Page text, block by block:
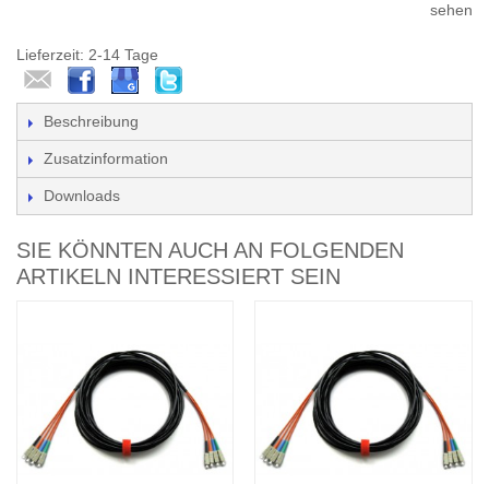
sehen
Lieferzeit: 2-14 Tage
Beschreibung
Zusatzinformation
Downloads
SIE KÖNNTEN AUCH AN FOLGENDEN
ARTIKELN INTERESSIERT SEIN